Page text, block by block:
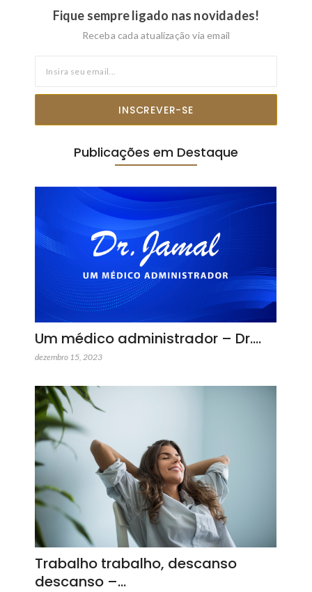
Fique sempre ligado nas novidades!
Receba cada atualização via email
INSCREVER-SE
Publicações em Destaque
Um médico administrador – Dr.…
dezembro 15, 2023
Trabalho trabalho, descanso
descanso –…